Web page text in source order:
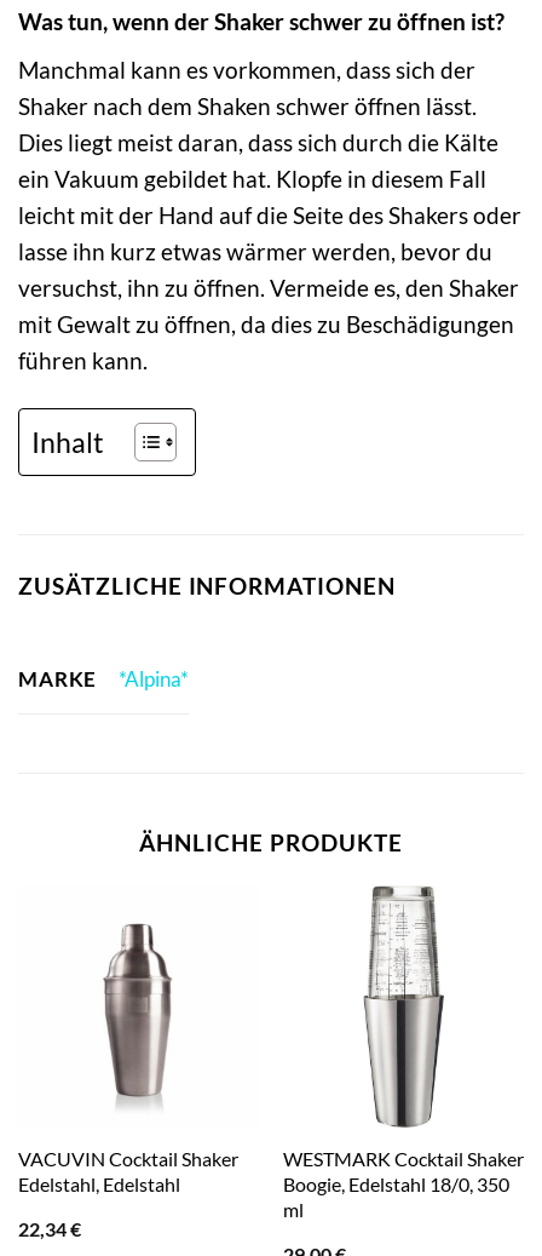
Was tun, wenn der Shaker schwer zu öffnen ist?
Manchmal kann es vorkommen, dass sich der
Shaker nach dem Shaken schwer öffnen lässt.
Dies liegt meist daran, dass sich durch die Kälte
ein Vakuum gebildet hat. Klopfe in diesem Fall
leicht mit der Hand auf die Seite des Shakers oder
lasse ihn kurz etwas wärmer werden, bevor du
versuchst, ihn zu öffnen. Vermeide es, den Shaker
mit Gewalt zu öffnen, da dies zu Beschädigungen
führen kann.
Inhalt
ZUSÄTZLICHE INFORMATIONEN
MARKE *Alpina*
ÄHNLICHE PRODUKTE
VACUVIN Cocktail Shaker
Edelstahl, Edelstahl
22,34€
WESTMARK Cocktail Shaker
Boogie, Edelstahl 18/0, 350
ml